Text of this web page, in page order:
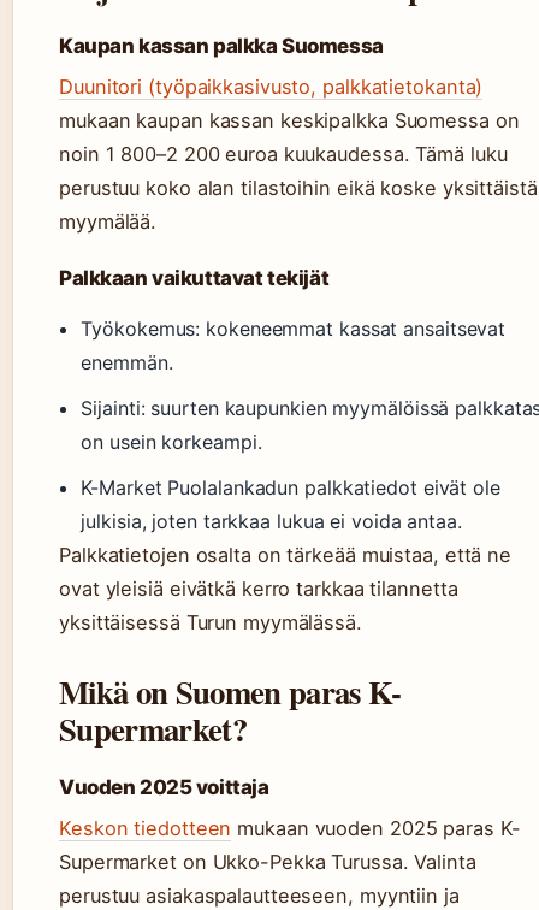
Kaupan kassan palkka Suomessa
Duunitori (työpaikkasivusto, palkkatietokanta)
mukaan kaupan kassan keskipalkka Suomessa on
noin 1 800–2 200 euroa kuukaudessa. Tämä luku
perustuu koko alan tilastoihin eikä koske yksittäistä
myymälää.
Palkkaan vaikuttavat tekijät
Työkokemus: kokeneemmat kassat ansaitsevat
enemmän.
Sijainti: suurten kaupunkien myymälöissä
on usein korkeampi.
K-Market Puolalankadun palkkatiedot eivät ole
julkisia, joten tarkkaa lukua ei voida antaa.
Palkkatietojen osalta on tärkeää muistaa, että ne
ovat yleisiä eivätkä kerro tarkkaa tilannetta
yksittäisessä Turun myymälässä.
Mikä on Suomen paras K-
Supermarket?
Vuoden 2025 voittaja
Keskon tiedotteen mukaan vuoden 2025 paras K-
Supermarket on Ukko-Pekka Turussa. Valinta
perustuu asiakaspalautteeseen, myyntiin ja